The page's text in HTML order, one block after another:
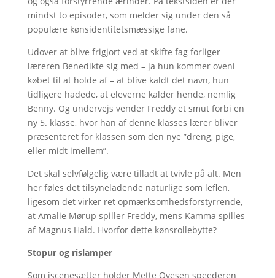
mindst to episoder, som melder sig under den så
populære kønsidentitetsmæssige fane.
Udover at blive frigjort ved at skifte fag forliger
læreren Benedikte sig med – ja hun kommer oveni
købet til at holde af – at blive kaldt det navn, hun
tidligere hadede, at eleverne kalder hende, nemlig
Benny. Og undervejs vender Freddy et smut forbi en
ny 5. klasse, hvor han af denne klasses lærer bliver
præsenteret for klassen som den nye ”dreng, pige,
eller midt imellem”.
Det skal selvfølgelig være tilladt at tvivle på alt. Men
her føles det tilsyneladende naturlige som leflen,
ligesom det virker ret opmærksomhedsforstyrrende,
at Amalie Mørup spiller Freddy, mens Kamma spilles
af Magnus Hald. Hvorfor dette kønsrollebytte?
Stopur og rislamper
Som iscenesætter holder Mette Ovesen speederen